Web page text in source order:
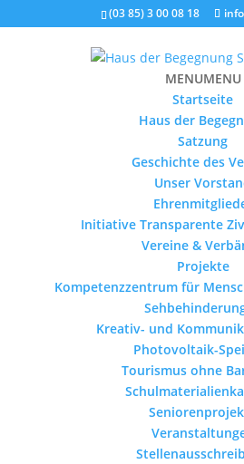
(03 85) 3 00 08 18
MENUMENU
Startseite
Haus der
Satzung
Geschichte des
Unser
Initiative Transparente
Vereine &
Projekte
Kompetenzzentrum für
Kreativ- und
Photovoltaik-
Tourismus ohne